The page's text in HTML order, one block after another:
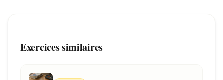
Exercices similaires